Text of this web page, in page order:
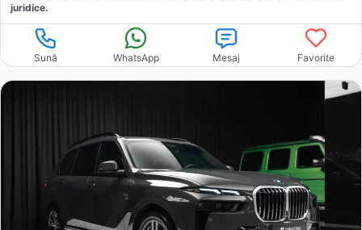
juridice.
Sună WhatsApp Mesaj Favorite